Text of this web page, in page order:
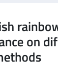
on